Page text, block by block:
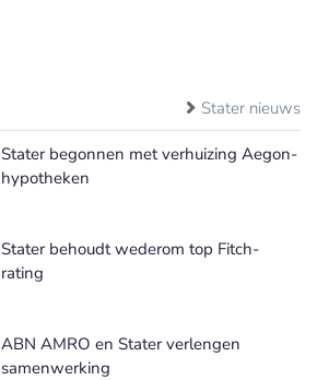
Stater nieuws
Stater begonnen met verhuizing Aegon-
hypotheken
Stater behoudt wederom top Fitch-
rating
ABN AMRO en Stater verlengen
samenwerking